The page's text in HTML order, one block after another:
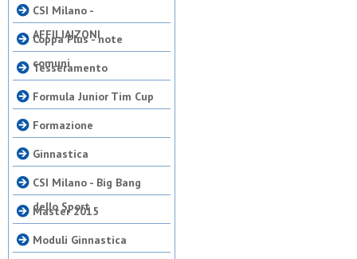
CSI Milano -
AFFILIAIZONI
Coppa Plus - note
comuni
Tesseramento
Formula Junior Tim Cup
Formazione
Ginnastica
CSI Milano - Big Bang
dello Sport
Master 2015
Moduli Ginnastica